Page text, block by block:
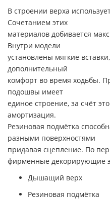
В строении верха
Сочетанием этих
материалов добивается
Внутри модели
установлены мягкие
дополнительный
комфорт во время ходьбы.
подошвы имеет
единое строение, за счёт
амортизация.
Резиновая подмётка
разными поверхностями
придавая сцепление. По
фирменные декорирующие
Дышащий верх
Резиновая подмётка